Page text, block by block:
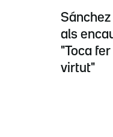
als
"Toca
virtut"